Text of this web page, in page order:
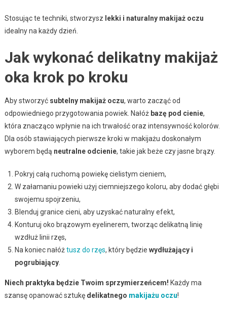
Stosując te techniki, stworzysz lekki i naturalny makijaż oczu
idealny na każdy dzień.
Jak wykonać delikatny makijaż
oka krok po kroku
Aby stworzyć subtelny makijaż oczu, warto zacząć od
odpowiedniego przygotowania powiek. Nałóż bazę pod cienie,
która znacząco wpłynie na ich trwałość oraz intensywność kolorów.
Dla osób stawiających pierwsze kroki w makijażu doskonałym
wyborem będą neutralne odcienie, takie jak beże czy jasne brązy.
Pokryj całą ruchomą powiekę cielistym cieniem,
W załamaniu powieki użyj ciemniejszego koloru, aby dodać głębi
swojemu spojrzeniu,
Blenduj granice cieni, aby uzyskać naturalny efekt,
Konturuj oko brązowym eyelinerem, tworząc delikatną linię
wzdłuż linii rzęs,
Na koniec nałóżtusz do rzęs, który będzie wydłużający i
pogrubiający.
Niech praktyka będzie Twoim sprzymierzeńcem! Każdy ma
szansę opanować sztukę delikatnego makijażu oczu!